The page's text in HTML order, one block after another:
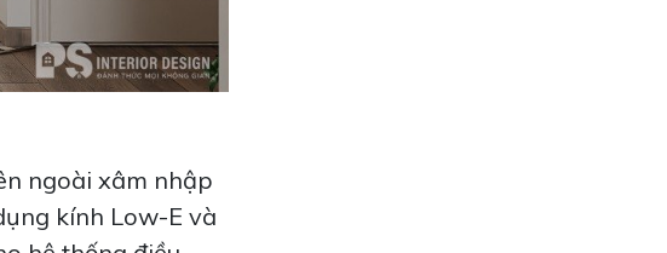
ngoài xâm nhập
kính Low-E và